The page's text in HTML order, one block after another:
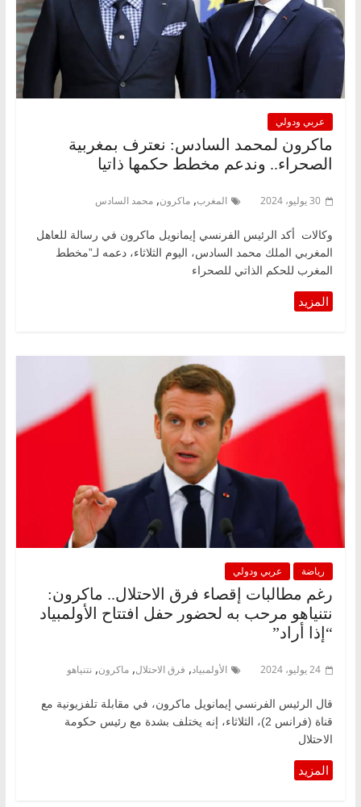
عربي ودولي
ماكرون لمحمد السادس: نعترف بمغربية
الصحراء.. وندعم مخطط حكمها ذاتيا
30 يوليو، 2024 المغرب, ماكرون, محمد السادس
وكالات أكد الرئيس الفرنسي إيمانويل ماكرون في رسالة للعاهل
المغربي الملك محمد السادس، اليوم الثلاثاء، دعمه لـ”مخطط
المغرب للحكم الذاتي للصحراء
رياضة عربي ودولي
رغم مطالبات إقصاء فرق الاحتلال.. ماكرون:
نتنياهو مرحب به لحضور حفل افتتاح الأولمبياد
“إذا أراد”
24 يوليو، 2024 الأولمبياد, فرق الاحتلال, ماكرون, نتنياهو
قال الرئيس الفرنسي إيمانويل ماكرون، في مقابلة تلفزيونية مع
قناة (فرانس 2)، الثلاثاء، إنه يختلف بشدة مع رئيس حكومة
الاحتلال